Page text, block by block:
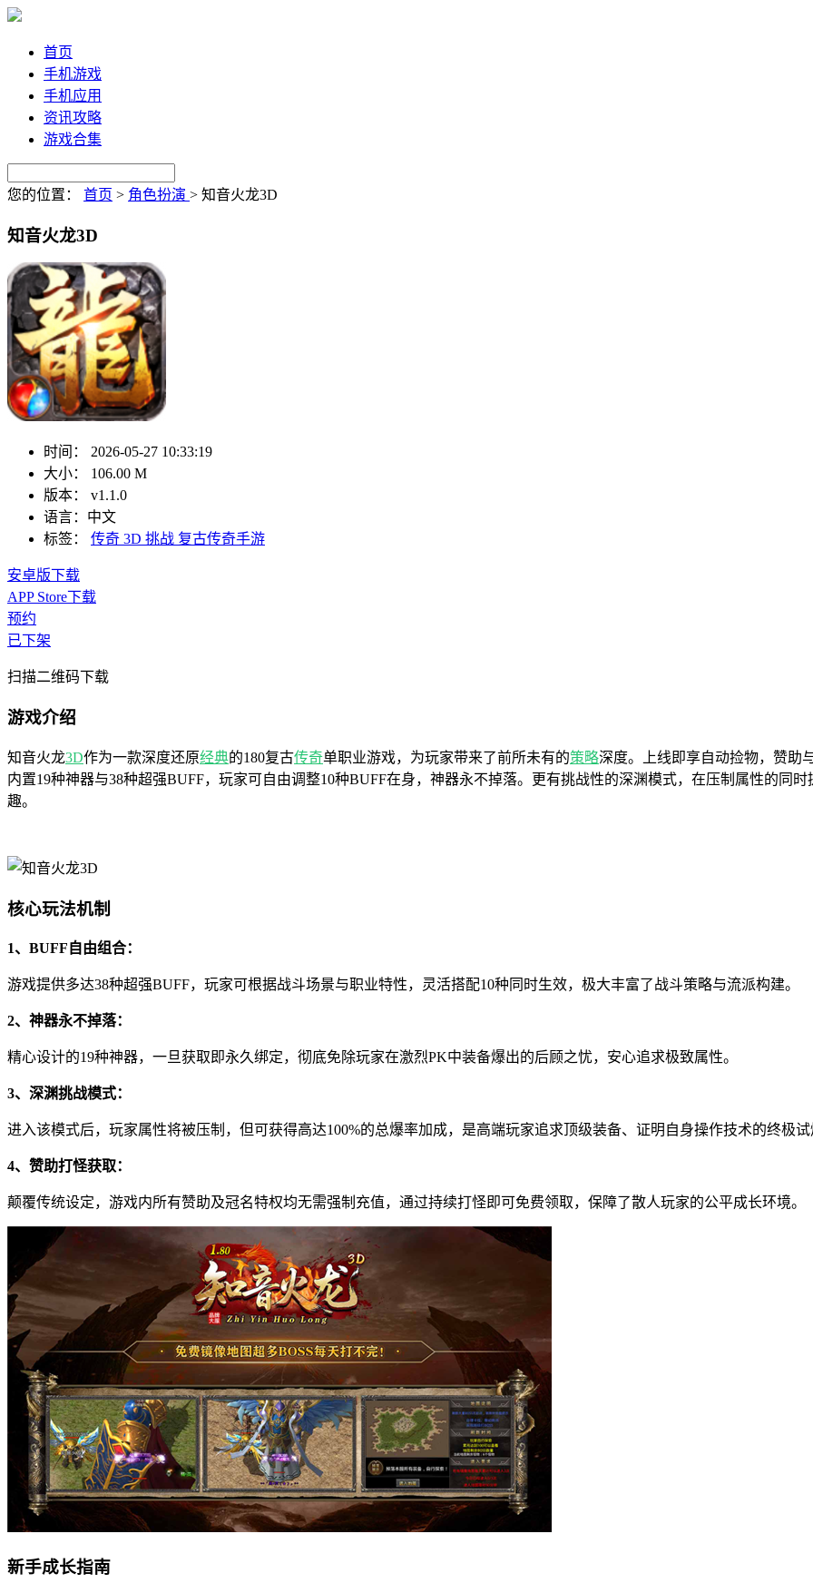
首页
手机游戏
手机应用
资讯攻略
游戏合集
您的位置： 首页 > 角色扮演 > 知音火龙3D
知音火龙3D
时间：
2026-05-27 10:33:19
大小：
106.00 M
版本：
v1.1.0
语言： 中文
标签：
传奇 3D 挑战 复古传奇手游
安卓版下载
APP Store下载
预约
已下架
扫描二维码下载
游戏介绍
知音火龙3D作为一款深度还原经典的180复古传奇单职业游戏，为玩家带来了前所未有的策略深度。上线即享自动捡物，赞助
内置19种神器与38种超强BUFF，玩家可自由调整10种BUFF在身，神器永不掉落。更有挑战性的深渊模式，在压制属性的同
趣。
核心玩法机制
1、BUFF自由组合：
游戏提供多达38种超强BUFF，玩家可根据战斗场景与职业特性，灵活搭配10种同时生效，极大丰富了战斗策略与流派构建。
2、神器永不掉落：
精心设计的19种神器，一旦获取即永久绑定，彻底免除玩家在激烈PK中装备爆出的后顾之忧，安心追求极致属性。
3、深渊挑战模式：
进入该模式后，玩家属性将被压制，但可获得高达100%的总爆率加成，是高端玩家追求顶级装备、证明自身操作技术的终极
4、赞助打怪获取：
颠覆传统设定，游戏内所有赞助及冠名特权均无需强制充值，通过持续打怪即可免费领取，保障了散人玩家的公平成长环境。
新手成长指南